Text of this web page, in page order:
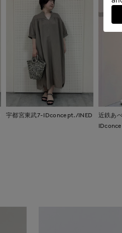
宇都宮東武7-IDconcept./INED
近鉄あ